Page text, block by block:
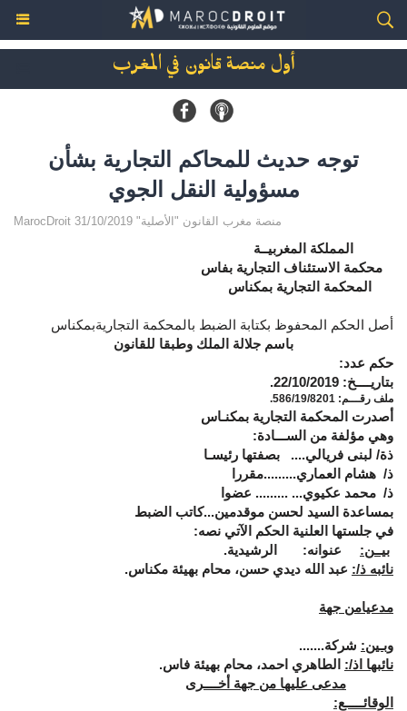
أول منصة قانون في المغرب
توجه حديث للمحاكم التجارية بشأن
مسؤولية النقل الجوي
MarocDroit منصة مغرب القانون "الأصلية" 31/10/2019
المملكة المغربيــة
محكمة الاستئناف التجارية بفاس
المحكمة التجارية بمكناس
أصل الحكم المحفوظ بكتابة الضبط بالمحكمة التجاريةبمكناس
باسم جلالة الملك وطبقا للقانون
حكم عدد:
بتاريــــخ: 22/10/2019.
ملف رقـــم: 586/19/8201.
أصدرت المحكمة التجارية بمكنـاس
وهي مؤلفة من الســـادة:
ذة/ لبنى فريالي.... بصفتها رئيسـا
ذ/ هشام العماري.........مقررا
ذ/ محمد عكيوي... ......... عضوا
بمساعدة السيد لحسن موقدمين...كاتب الضبط
في جلستها العلنية الحكم الآتي نصه:
بيــن:
عنوانه: الرشيدية.
نائبه ذ/: عبد الله ديدي حسن، محام بهيئة مكناس.
مدعيامن جهة
وبـين: شركة.......
نائبها اذ/: الطاهري احمد، محام بهيئة فاس.
مدعى عليها من جهة أخــــرى
الوقائـــــع: